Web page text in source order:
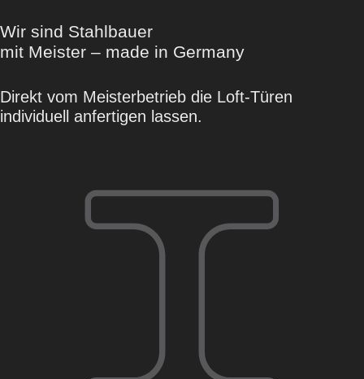
Wir sind Stahlbauer
mit Meister – made in Germany
Direkt vom Meisterbetrieb die Loft-Türen
individuell anfertigen lassen.